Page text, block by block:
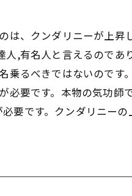
は、クンダリニーが上
,有名人と言えるので
乗るべきではないので
要です。本物の気功
要です。クンダリニー